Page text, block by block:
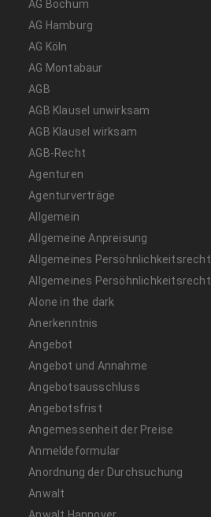
AG Bochum
AG Hamburg
AG Köln
AG Montabaur
AGB
AGB Klausel unwirksam
AGB Klausel wirksam
AGB-Recht
Agenturen
Agenturverträge
Allgemein
Allgemeine Anpreisung
Allgemeines Persöhnlichkeitsrecht
Allgemeines Persöhnlichkeitsrecht
Alone in the dark
Anerkenntnis
Angebot
Angebot und Annahme
Angebotsausschluss
Angebotsfrist
Angemessenheit der Preise
Anmeldeformular
Anordnung der Durchsuchung
Anwalt